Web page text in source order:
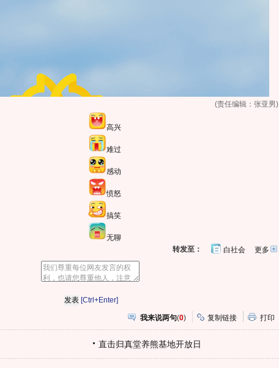
(责任编辑：张亚男)
高兴
难过
感动
愤怒
搞笑
无聊
更多开
转发至： 白社会
[Ctrl+Enter]
我来说两句(0) 复制链接 打印
直击归真堂养熊基地开放日